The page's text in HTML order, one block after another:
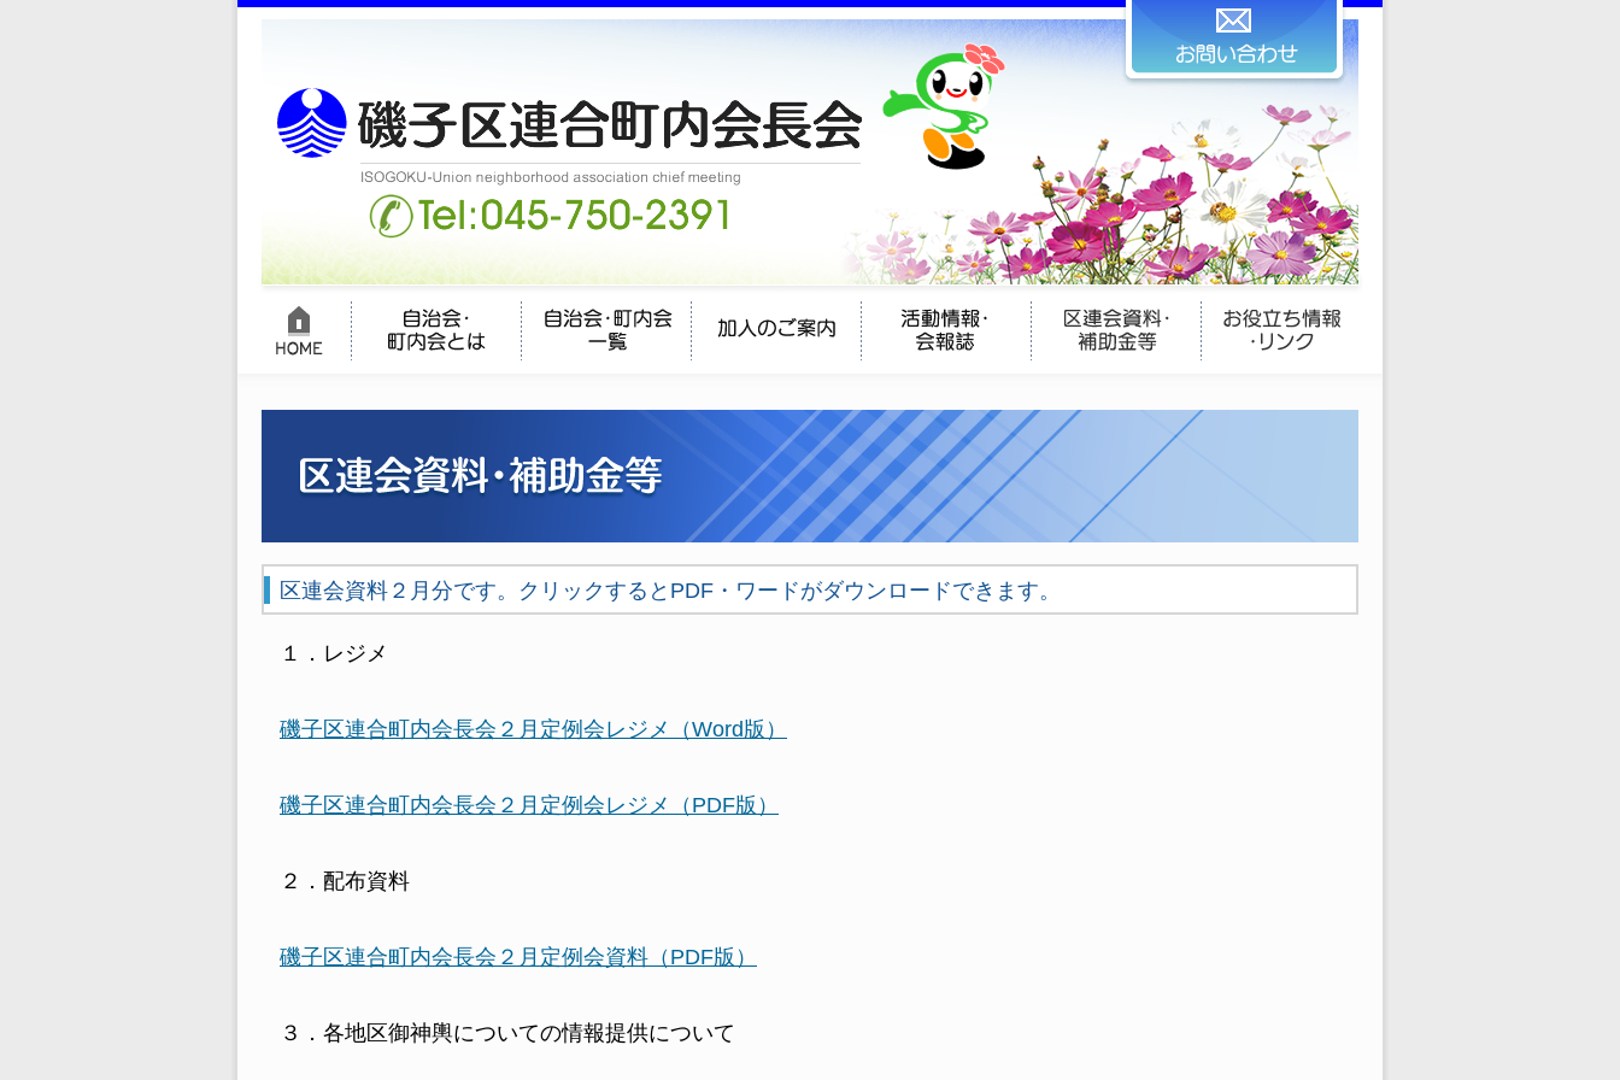
区連会資料２月分です。クリックするとPDF・ワードがダウンロードできます。
１．レジメ
磯子区連合町内会長会２月定例会レジメ（Word版）
磯子区連合町内会長会２月定例会レジメ（PDF版）
２．配布資料
磯子区連合町内会長会２月定例会資料（PDF版）
３．各地区御神輿についての情報提供について